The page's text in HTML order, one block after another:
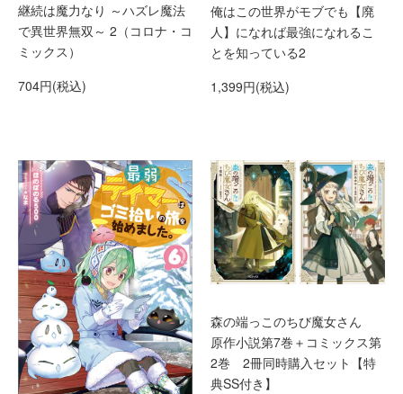
継続は魔力なり ～ハズレ魔法
で異世界無双～ 2（コロナ・コ
ミックス）
704円(税込)
俺はこの世界がモブでも【廃
人】になれば最強になれるこ
とを知っている2
1,399円(税込)
森の端っこのちび魔女さん
原作小説第7巻＋コミックス第
2巻 2冊同時購入セット【特
典SS付き】